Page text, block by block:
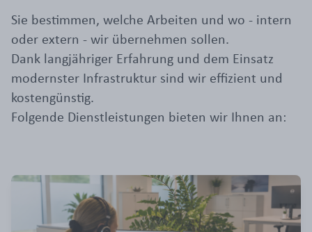
Sie bestimmen, welche Arbeiten und wo - intern
oder extern - wir übernehmen sollen.
Dank langjähriger Erfahrung und dem Einsatz
modernster Infrastruktur sind wir effizient und
kostengünstig.
Folgende Dienstleistungen bieten wir Ihnen an: